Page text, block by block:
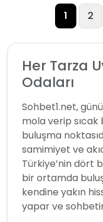
Yazı
1 2
Her Tarza
Odaları
Sohbet1.net,
mola verip
buluşma
samimiyet ve
Türkiye’nin dört
bir ortamda
kendine yakın
yapar ve sohbetin